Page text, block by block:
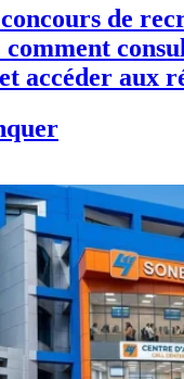
de
comment
accéder aux